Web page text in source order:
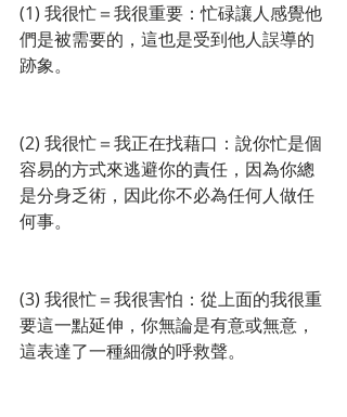
(1) 我很忙＝我很重要：忙碌讓人感覺他
們是被需要的，這也是受到他人誤導的
跡象。
(2) 我很忙＝我正在找藉口：說你忙是個
容易的方式來逃避你的責任，因為你總
是分身乏術，因此你不必為任何人做任
何事。
(3) 我很忙＝我很害怕：從上面的我很重
要這一點延伸，你無論是有意或無意，
這表達了一種細微的呼救聲。